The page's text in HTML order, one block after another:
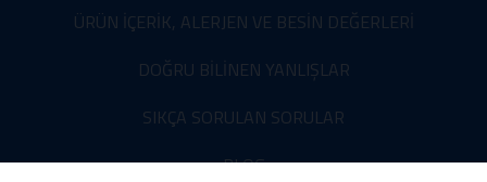
ÜRÜN İÇERİK, ALERJEN VE BESİN DEĞERLERİ
DOĞRU BİLİNEN YANLIŞLAR
SIKÇA SORULAN SORULAR
BLOG